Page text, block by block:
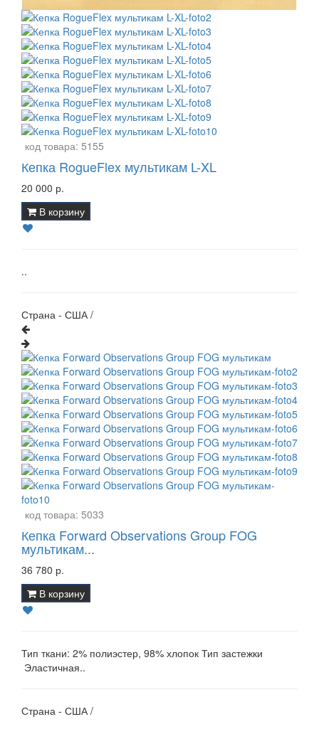
код товара: 5155
Кепка RogueFlex мультикам L-XL
20 000 р.
В корзину
..
Страна - США /
код товара: 5033
Кепка Forward Observations Group FOG
мультикам...
36 780 р.
В корзину
Тип ткани: 2% полиэстер, 98% хлопок Тип застежки
Эластичная..
Страна - США /